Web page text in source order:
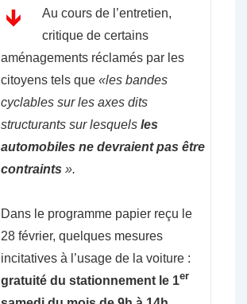
Au cours de l’entretien,
critique de certains
aménagements réclamés par les
citoyens tels que «les bandes
cyclables sur les axes dits
structurants sur lesquels les
automobiles ne devraient pas être
contraints ».
Dans le programme papier reçu le
28 février, quelques mesures
incitatives à l’usage de la voiture :
gratuité du stationnement le 1er